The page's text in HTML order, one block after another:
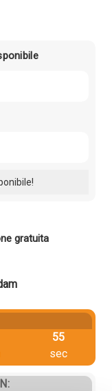
gratuita
54
sec